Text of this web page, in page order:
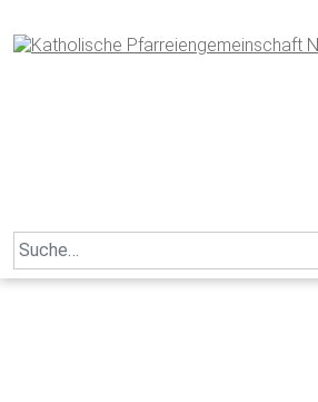
to
content
Search
for: